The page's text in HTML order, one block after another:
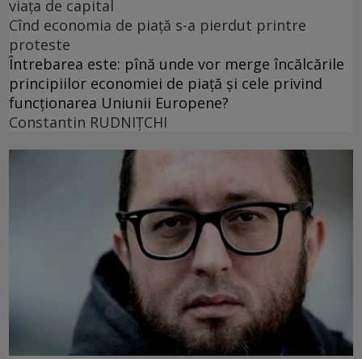
viața de capital
Cînd economia de piață s-a pierdut printre
proteste
Întrebarea este: pînă unde vor merge încălcările
principiilor economiei de piață și cele privind
funcționarea Uniunii Europene?
Constantin RUDNIŢCHI